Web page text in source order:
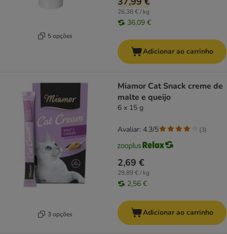
5 opções
26,38 € / kg
36,09 €
Adicionar ao carrinho
3 opções
Miamor Cat Snack creme de
malte e queijo
6 x 15 g
2,69 €
29,89 € / kg
2,56 €
Avaliar: 4.3/5 (3)
Adicionar ao carrinho